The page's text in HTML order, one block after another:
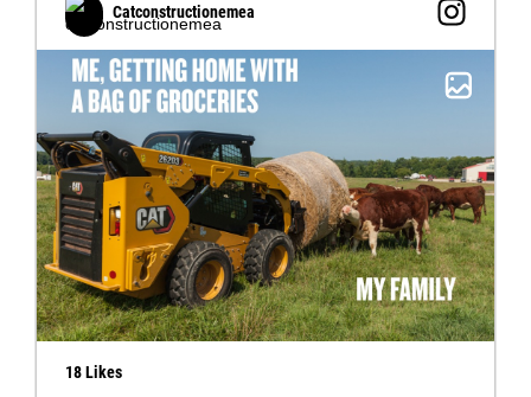
Catconstructionemea
18 Likes